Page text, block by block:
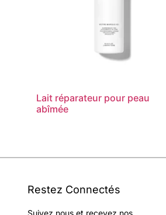
Lait réparateur pour peau
abîmée
Restez Connectés
Suivez nous et recevez nos